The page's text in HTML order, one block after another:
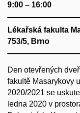
9:00 – 16:00
Lékařská fakulta
753/5, Brno
Den otevřených
fakultě Masarykovy
2020/2021 se
ledna 2020 v